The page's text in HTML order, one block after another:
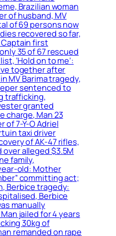
Brazilian woman
of husband, MV
of 69 persons now
recovered so far,
Captain first
35 of 67 rescued
‘Hold on to me’:
together after
MV Barima tragedy,
sentenced to
trafficking,
granted
charge, Man 23
of 7-Y-O Adriel
taxi driver
of AK-47 rifles,
over alleged $3.5M
family,
old: Mother
committing act;
Berbice tragedy:
Berbice
manually
jailed for 4 years
30kg of
remanded on rape